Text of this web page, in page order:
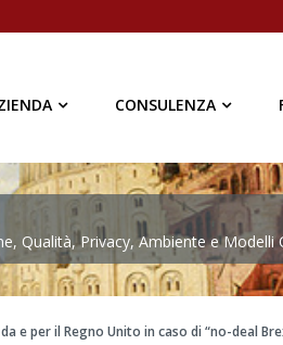
CONSULENZA
Qualità, Privacy, Ambiente e Modelli
e per il Regno Unito in caso di “no-deal